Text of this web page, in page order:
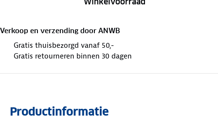
Verkoop en verzending door ANWB
Gratis thuisbezorgd vanaf 50,-
Gratis retourneren binnen 30 dagen
Productinformatie